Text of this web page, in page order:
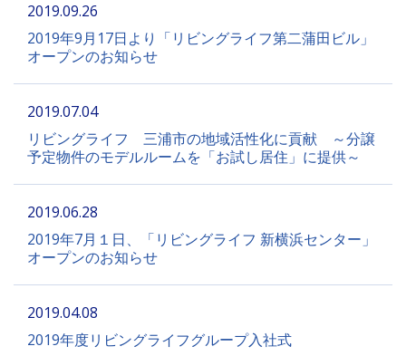
2019.09.26
2019年9月17日より「リビングライフ第二蒲田ビル」
オープンのお知らせ
2019.07.04
リビングライフ 三浦市の地域活性化に貢献 ～分譲
予定物件のモデルルームを「お試し居住」に提供～
2019.06.28
2019年7月１日、「リビングライフ 新横浜センター」
オープンのお知らせ
2019.04.08
2019年度リビングライフグループ入社式